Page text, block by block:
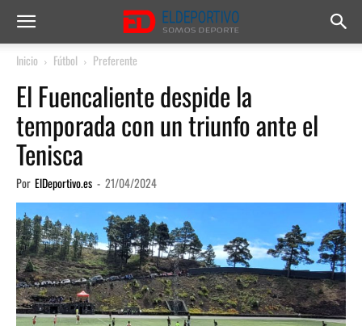
Inicio Fútbol Preferente
El Fuencaliente despide la
temporada con un triunfo ante el
Tenisca
Por ElDeportivo.es - 21/04/2024